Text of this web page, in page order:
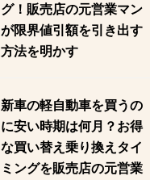
グ！販売店の元営業マン
が限界値引額を引き出す
方法を明かす
新車の軽自動車を買うの
に安い時期は何月？お得
な買い替え乗り換えタイ
ミングを販売店の元営業